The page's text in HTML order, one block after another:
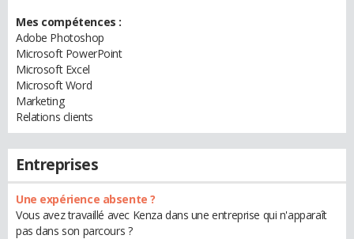
Mes compétences :
Adobe Photoshop
Microsoft PowerPoint
Microsoft Excel
Microsoft Word
Marketing
Relations clients
Entreprises
Une expérience absente ?
Vous avez travaillé avec Kenza dans une entreprise qui n'apparaît
pas dans son parcours ?